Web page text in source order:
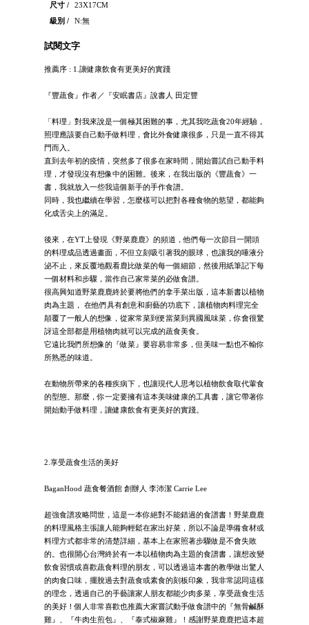
尺寸 /
23X17CM
級別 /
N:無
試閱文字
推薦序 : 1.讓健康飲食有更美好的實踐
『豐蔬食』作者／『安眠書店』說書人 田定豐
「料理」對我來說是一個極其困難的事，尤其我吃蔬食20年經驗，
照理應該要自己動手做料理，會比外食健康很多，只是一直不得其
門而入。
直到去年初的疫情，突然多了很多在家時間，開始嘗試自己動手料
理，才發現沒有想像中的困難。後來，在我出版的《豐蔬食》一
書，我就放入一些我這個新手的手作食譜。
同時，我也繼續在學習，怎麼樣可以把對各種食物的慾望，都能夠
化成舌尖上的滿足。
後來，在YT上發現《野菜鹿鹿》的頻道，他們每一次節目一開頭
的料理成品透過畫面，不但立刻吸引著我的眼球，也讓我的唾液分
泌不止，來反覆地觀看鹿比做菜的每一個細節，然後用紙筆記下每
一個材料和步驟，當作自己家常菜的必做食譜。
很高興知道野菜鹿鹿終於要將他們的拿手菜出版，這本新書以植物
肉為主題， 在他們具有創意和廚藝的功底下，讓植物肉料理完全
顛覆了一般人的想像，從家常菜到便當菜到異國風味菜，你會很驚
訝這全部都是用植物肉就可以完成的蔬食美食。
它遠比我們所想像的『做菜』要容易非常多，但美味一點也不輸你
所熟悉的味道。
在動物所帶來的各種疾病下，也讓現代人思考以植物飲食取代葷食
的型態。那麼，你一定要擁有這本美味健康的工具書，讓它帶著你
開始動手做料理，讓健康飲食有更美好的實踐。
2.享受蔬食生活的美好
BaganHood 蔬食餐酒館 創辦人 李沛潔 Carrie Lee
超強食譜攻略問世，這是一本你絕對不能錯過的食譜書！野菜鹿鹿
的料理風格主張讓人能夠輕鬆在家出好菜，所以不論是準備食材或
料理方式都非常的清楚詳細，基本上在家照著步驟做是不會失敗
的。也很開心台灣終於有一本以植物肉為主題的食譜書，讓想改變
飲食習慣或喜歡蔬食料理的朋友，可以透過這本書的教學做出驚人
的肉食口味，擺脫過去對蔬食或素食的刻板印象，我非常認同這樣
的理念，透過自己的手藝讓家人朋友都能少肉多菜，享受蔬食生活
的美好！個人非常喜歡也推薦大家嘗試動手做食譜中的『無骨鹹酥
雞』、『牛肉生煎包』、『泰式椒麻雞』！感謝野菜鹿鹿把這本超